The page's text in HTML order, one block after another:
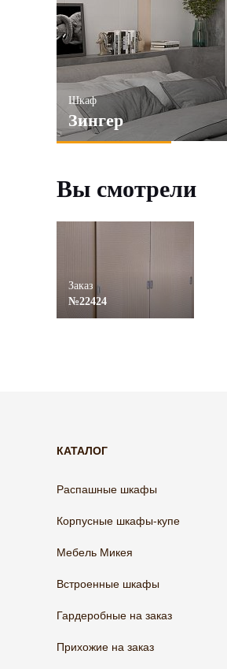
Шкаф
Зингер
Вы смотрели
Заказ
№22424
КАТАЛОГ
Распашные шкафы
Корпусные шкафы-купе
Мебель Микея
Встроенные шкафы
Гардеробные на заказ
Прихожие на заказ